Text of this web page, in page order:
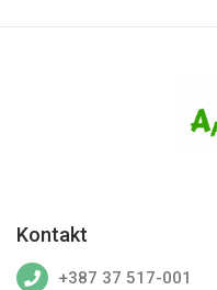
PHARMAVITAL
SOLGAR
Kontakt
+387 37 517-001